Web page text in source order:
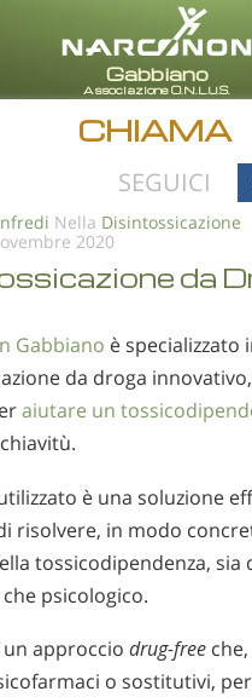
CHIAMA
SEGUICI
Nella Disintossicazione
2020
da
Gabbiano è specializzato
da droga
aiutare un
è una soluzione
risolvere, in modo
tossicodipendenza, sia
psicologico.
approccio drug-free
o sostitutivi,